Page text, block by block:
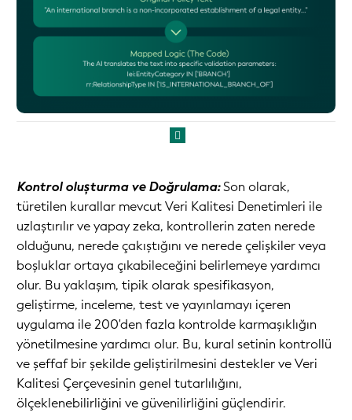
Kontrol oluşturma ve Doğrulama:Son olarak,
türetilen kurallar mevcut Veri Kalitesi Denetimleri ile
uzlaştırılır ve yapay zeka, kontrollerin zaten nerede
olduğunu, nerede çakıştığını ve nerede çelişkiler veya
boşluklar ortaya çıkabileceğini belirlemeye yardımcı
olur. Bu yaklaşım, tipik olarak spesifikasyon,
geliştirme, inceleme, test ve yayınlamayı içeren
uygulama ile 200'den fazla kontrolde karmaşıklığın
yönetilmesine yardımcı olur. Bu, kural setinin kontrollü
ve şeffaf bir şekilde geliştirilmesini destekler ve Veri
Kalitesi Çerçevesinin genel tutarlılığını,
ölçeklenebilirliğini ve güvenilirliğini güçlendirir.